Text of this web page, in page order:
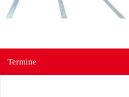
Termine